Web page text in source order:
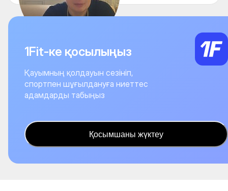
1Fit-ке қосылыңыз
Қауымның қолдауын сезініп,
спортпен шұғылдануға ниеттес
адамдарды табыңыз
Қосымшаны жүктеу